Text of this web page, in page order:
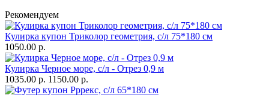
Рекомендуем
Кулирка купон Триколор геометрия, с/л 75*180 см
1050.00 р.
Кулирка Черное море, с/л - Отрез 0,9 м
1035.00 р. 1150.00 р.